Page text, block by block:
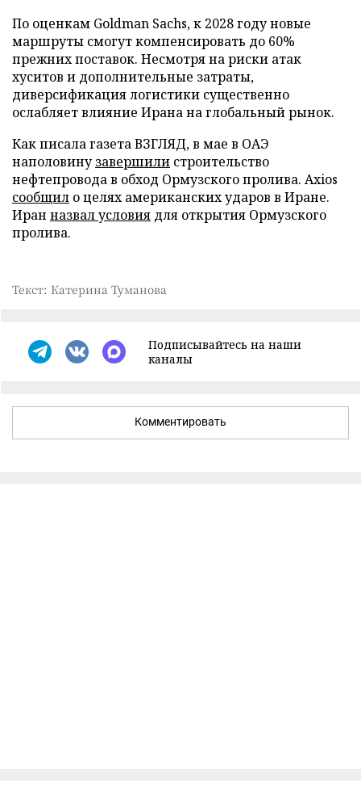
По оценкам Goldman Sachs, к 2028 году новые
маршруты смогут компенсировать до 60%
прежних поставок. Несмотря на риски атак
хуситов и дополнительные затраты,
диверсификация логистики существенно
ослабляет влияние Ирана на глобальный рынок.
Как писала газета ВЗГЛЯД, в мае в ОАЭ
наполовинузавершили строительство
нефтепровода в обход Ормузского пролива. Axios
сообщил о целях американских ударов в Иране.
Иран назвал условия для открытия Ормузского
пролива.
Текст: Катерина Туманова
Подписывайтесь на наши
каналы
Комментировать